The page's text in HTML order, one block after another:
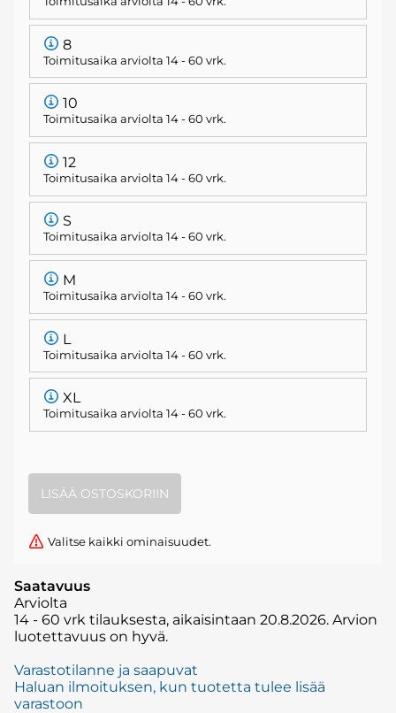
8
Toimitusaika arviolta 14 - 60 vrk.
10
Toimitusaika arviolta 14 - 60 vrk.
12
Toimitusaika arviolta 14 - 60 vrk.
S
Toimitusaika arviolta 14 - 60 vrk.
M
Toimitusaika arviolta 14 - 60 vrk.
L
Toimitusaika arviolta 14 - 60 vrk.
XL
Toimitusaika arviolta 14 - 60 vrk.
Valitse kaikki ominaisuudet.
Saatavuus
Arviolta
14 - 60 vrk tilauksesta, aikaisintaan 20.8.2026. Arvion
luotettavuus on hyvä.
Varastotilanne ja saapuvat
Haluan ilmoituksen, kun tuotetta tulee lisää
varastoon